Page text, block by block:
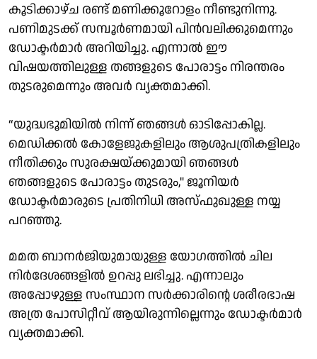
കൂടിക്കാഴ്ച രണ്ട് മണിക്കൂറോളം നീണ്ടുനിന്നു.
പണിമുടക്ക് സമ്പൂർണമായി പിൻവലിക്കുമെന്നും
ഡോക്ടർമാർ അറിയിച്ചു. എന്നാൽ ഈ
വിഷയത്തിലുള്ള തങ്ങളുടെ പോരാട്ടം നിരന്തരം
തുടരുമെന്നും അവർ വ്യക്തമാക്കി.
“യുദ്ധഭൂമിയിൽ നിന്ന് ഞങ്ങൾ ഓടിപ്പോകില്ല.
മെഡിക്കൽ കോളേജുകളിലും ആശുപത്രികളിലും
നീതിക്കും സുരക്ഷയ്ക്കുമായി ഞങ്ങൾ
ഞങ്ങളുടെ പോരാട്ടം തുടരും," ജൂനിയർ
ഡോക്ടർമാരുടെ പ്രതിനിധി അസ്‌ഫുഖുള്ള നയ്യ
പറഞ്ഞു.
മമത ബാനർജിയുമായുള്ള യോഗത്തിൽ ചില
നിർദേശങ്ങളിൽ ഉറപ്പു ലഭിച്ചു. എന്നാലും
അപ്പോഴുള്ള സംസ്ഥാന സർക്കാരിൻ്റെ ശരീരഭാഷ
അത്ര പോസിറ്റീവ് ആയിരുന്നില്ലെന്നും ഡോക്ടർമാർ
വ്യക്തമാക്കി.